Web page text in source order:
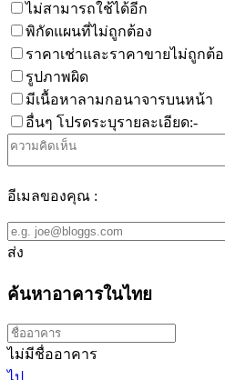
ไม่สามารถใช้ได้อีก
พิกัดแผนที่ไม่ถูกต้อง
ราคาเช่าและราคาขายไม่ถูกต้อ
รูปภาพผิด
มีเนื้อหาลามกอนาจารบนหน้า
อื่นๆ โปรดระบุรายละเอียด:-
อีเมลของคุณ :
ส่ง
ค้นหาอาคารในไทย
ไม่มีชื่ออาคาร